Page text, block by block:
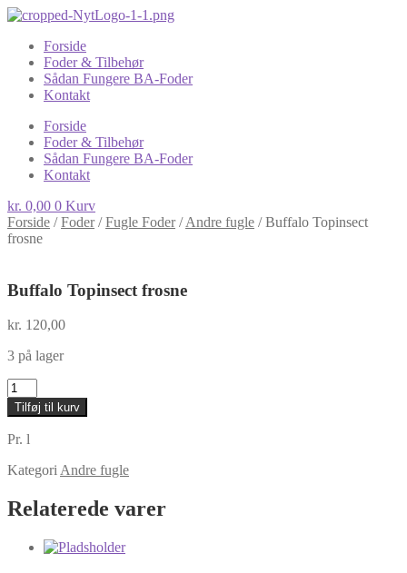
Forside
Foder & Tilbehør
Sådan Fungere BA-Foder
Kontakt
Forside
Foder & Tilbehør
Sådan Fungere BA-Foder
Kontakt
kr. 0,00 0 Kurv
Forside /Foder/Fugle Foder/Andre fugle /Buffalo Topinsect
frosne
Buffalo Topinsect frosne
kr. 120,00
3 på lager
Buffalo
Topinsect
frosne
antal
Tilføj til kurv
Pr. l
KategoriAndre fugle
Relaterede varer